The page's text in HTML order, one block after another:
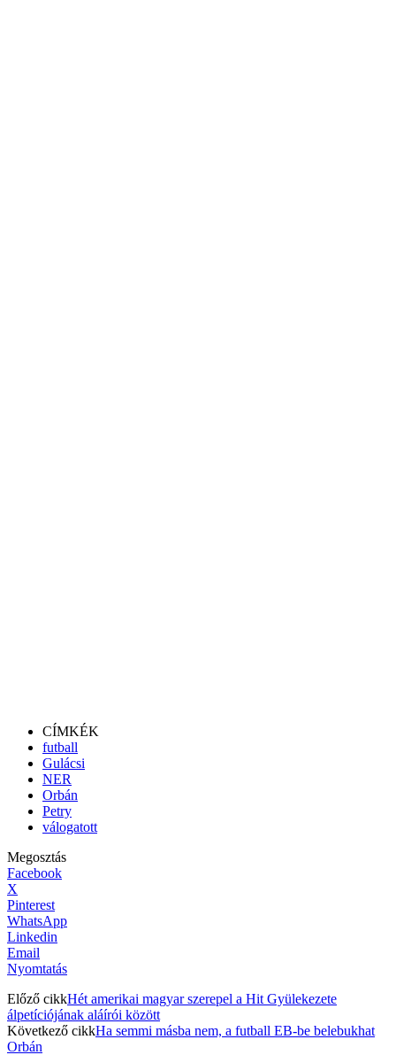
CÍMKÉK
futball
Gulácsi
NER
Orbán
Petry
válogatott
Megosztás
Facebook
X
Pinterest
WhatsApp
Linkedin
Email
Nyomtatás
Előző cikkHét amerikai magyar szerepel a Hit Gyülekezete
álpetíciójának aláírói között
Következő cikkHa semmi másba nem, a futball EB-be belebukhat
Orbán